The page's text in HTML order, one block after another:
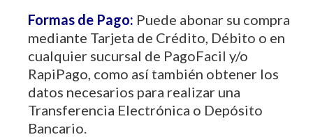
Formas de Pago: Puede abonar su compra
mediante Tarjeta de Crédito, Débito o en
cualquier sucursal de PagoFacil y/o
RapiPago, como así también obtener los
datos necesarios para realizar una
Transferencia Electrónica o Depósito
Bancario.